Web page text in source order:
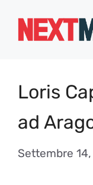
Loris
ad
Settembre